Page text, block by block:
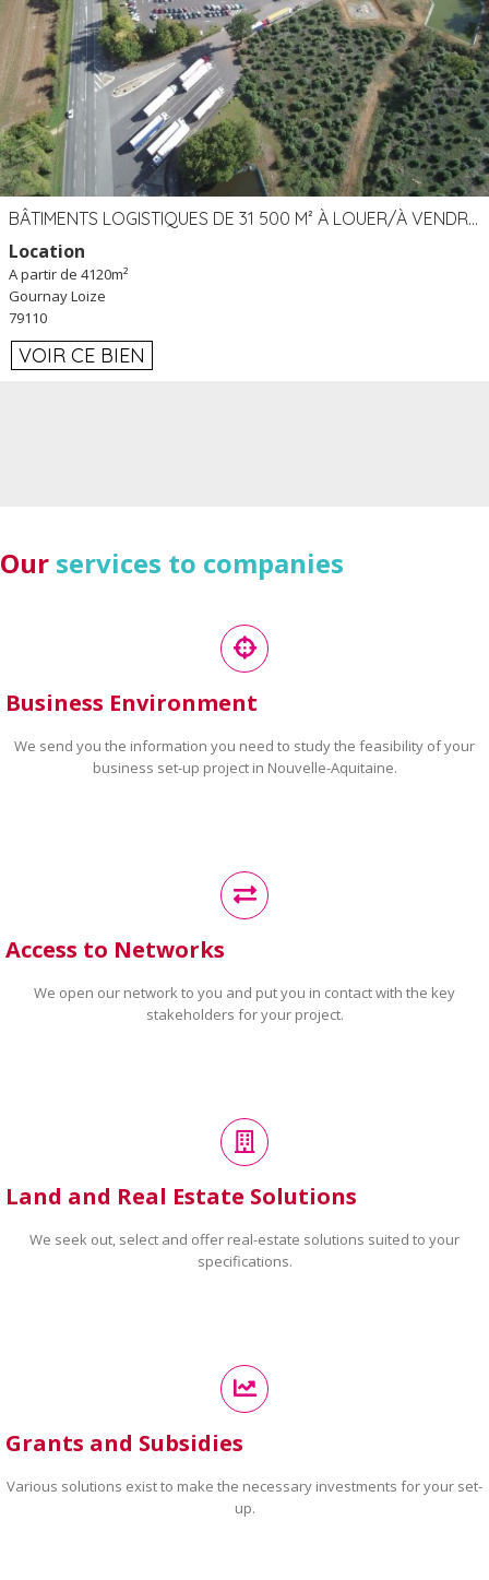
BÂTIMENTS LOGISTIQUES DE 31 500 M² À LOUER/À VENDRE SUR UN SITE DE 17 HA (79)
Location
A partir de 4120m²
Gournay Loize
79110
VOIR CE BIEN
Our services to companies
Business Environment
We send you the information you need to study the feasibility of your
business set-up project in Nouvelle-Aquitaine.
Access to Networks
We open our network to you and put you in contact with the key
stakeholders for your project.
Land and Real Estate Solutions
We seek out, select and offer real-estate solutions suited to your
specifications.
Grants and Subsidies
Various solutions exist to make the necessary investments for your set-
up.